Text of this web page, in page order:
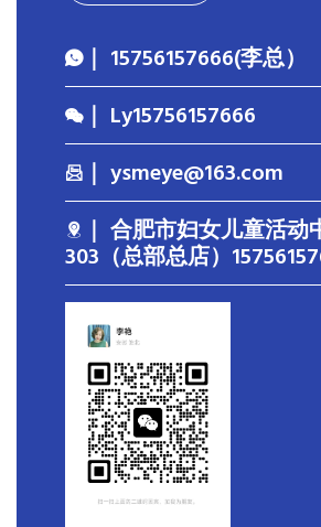
｜ 15756157666(李总）
｜ Ly15756157666
｜ ysmeye@163.com
｜ 合肥市妇女儿童活动
303（总部总店）